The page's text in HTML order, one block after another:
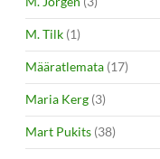
M. Tilk (1)
Määratlemata (17)
Maria Kerg (3)
Mart Pukits (38)